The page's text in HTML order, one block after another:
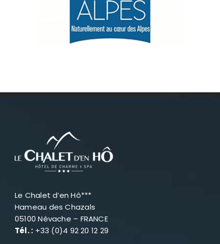
Le Chalet d’en Hô***
Hameau des Chazals
05100 Névache – FRANCE
Tél. : +33 (0)4 92 20 12 29